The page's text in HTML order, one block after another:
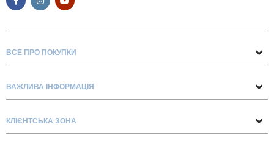
ВСЕ ПРО ПОКУПКИ
Про нас
Блог
ВАЖЛИВА ІНФОРМАЦІЯ
Доставка та оплата
КЛІЄНТСЬКА ЗОНА